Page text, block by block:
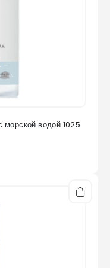
Polyglyceryl-4
Extract,
водой 1025